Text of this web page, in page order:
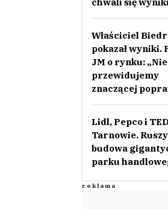
Właściciel
pokazał wyniki.
JM o rynku: „Nie
przewidujemy
znaczącej
Lidl, Pepco i
Tarnowie.
budowa
parku